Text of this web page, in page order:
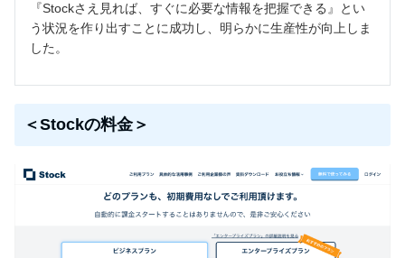
『Stockさえ見れば、すぐに必要な情報を把握できる』とい
う状況を作り出すことに成功し、明らかに生産性が向上しま
した。
＜Stockの料金＞